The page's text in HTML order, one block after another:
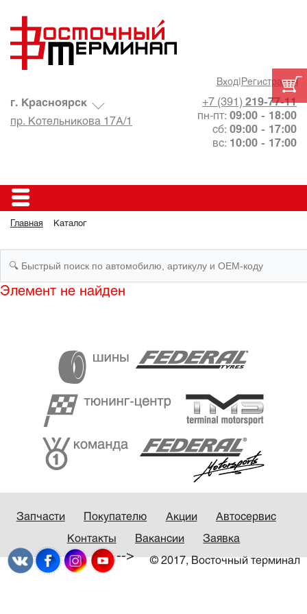
Вход| Регистрация
+7 (391) 219-77-11
пн-пт: 09:00 - 18:00
сб: 09:00 - 17:00
вс: 10:00 - 17:00
г. Красноярск
пр. Котельникова 17А/1
Главная Каталог
Элемент не найден
Запчасти Покупателю Акции Автосервис
Контакты Вакансии Заявка
© 2017, Восточный терминал
-->